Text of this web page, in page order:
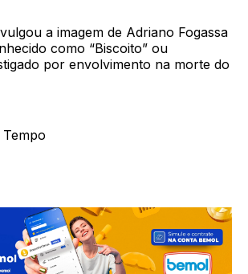
a imagem de Adriano Fogassa
como “Biscoito” ou
por envolvimento na morte do